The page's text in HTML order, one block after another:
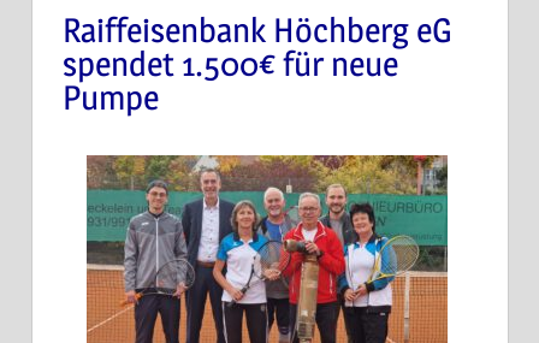
Raiffeisenbank Höchberg eG
spendet 1.500€ für neue
Pumpe